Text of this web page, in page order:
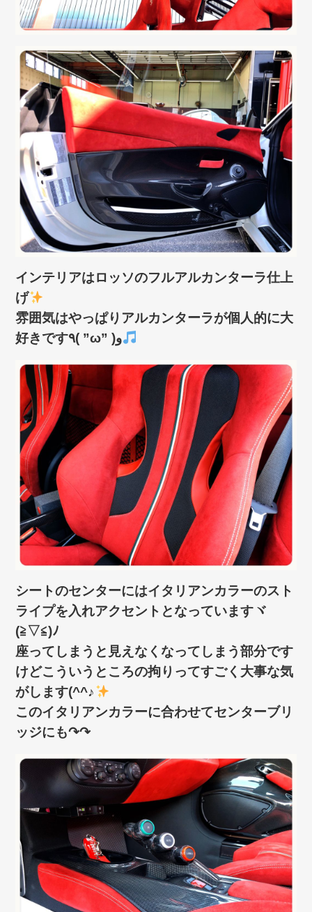
インテリアはロッソのフルアルカンターラ仕上
げ
雰囲気はやっぱりアルカンターラが個人的に大
好きです٩( ”ω” )و
シートのセンターにはイタリアンカラーのスト
ライプを入れアクセントとなっていますヾ
(≧▽≦)ﾉ
座ってしまうと見えなくなってしまう部分です
けどこういうところの拘りってすごく大事な気
がします(^^♪
このイタリアンカラーに合わせてセンターブリ
ッジにも↷↷